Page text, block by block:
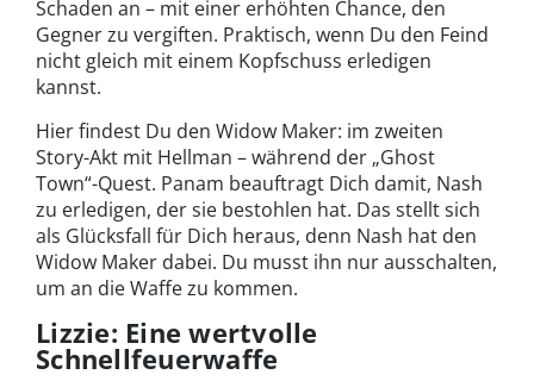
Schaden an – mit einer erhöhten Chance, den
Gegner zu vergiften. Praktisch, wenn Du den Feind
nicht gleich mit einem Kopfschuss erledigen
kannst.
Hier findest Du den Widow Maker: im zweiten
Story-Akt mit Hellman – während der „Ghost
Town“-Quest. Panam beauftragt Dich damit, Nash
zu erledigen, der sie bestohlen hat. Das stellt sich
als Glücksfall für Dich heraus, denn Nash hat den
Widow Maker dabei. Du musst ihn nur ausschalten,
um an die Waffe zu kommen.
Lizzie: Eine wertvolle
Schnellfeuerwaffe